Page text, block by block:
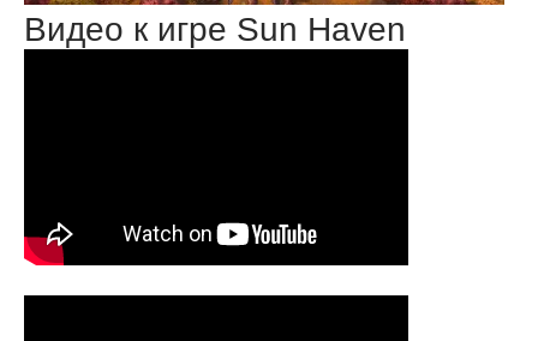
Видео к игре Sun Haven